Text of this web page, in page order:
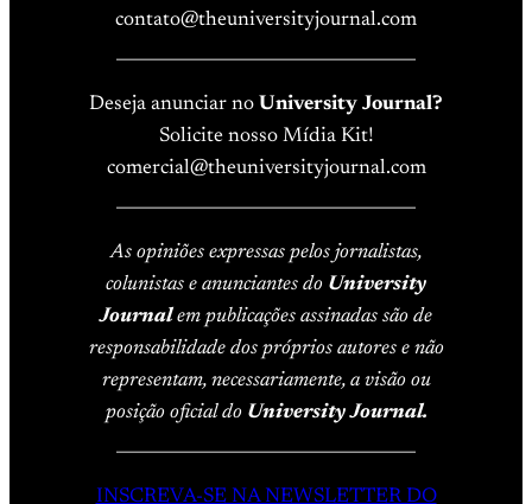
contato@theuniversityjournal.com
Deseja anunciar no University Journal?
Solicite nosso Mídia Kit!
comercial@theuniversityjournal.com
As opiniões expressas pelos jornalistas,
colunistas e anunciantes do University
Journalem publicações assinadas são de
responsabilidade dos próprios autores e não
representam, necessariamente, a visão ou
posição oficial do University Journal.
INSCREVA-SE NA NEWSLETTER DO